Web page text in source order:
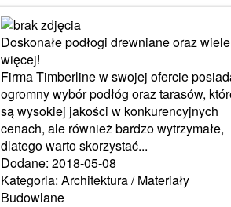
Doskonałe podłogi drewniane oraz wiele
więcej!
Firma Timberline w swojej ofercie
ogromny wybór podłóg oraz tarasów,
są wysokiej jakości w konkurencyjnych
cenach, ale również bardzo wytrzymałe,
dlatego warto skorzystać...
Dodane: 2018-05-08
Kategoria: Architektura / Materiały
Budowlane